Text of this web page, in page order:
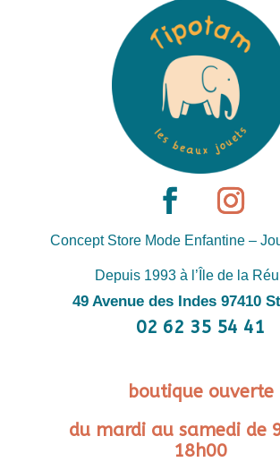
Concept Store Mode Enfantine –
Depuis 1993 à l’Île de la
49 Avenue des Indes 97410
02 62 35 54 41
boutique ouverte
du mardi au samedi de
18h00